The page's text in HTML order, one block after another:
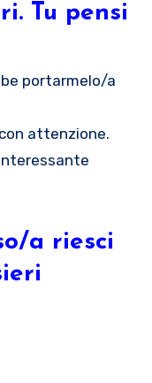
Tu pensi
portarmelo/a
attenzione.
a riesci